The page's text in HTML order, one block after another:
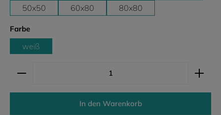
50x50
60x80 80x80
Farbeauswählen
weiß
Produkt Anzahl: Gib den gewünschten Wert ein
In den Warenkorb